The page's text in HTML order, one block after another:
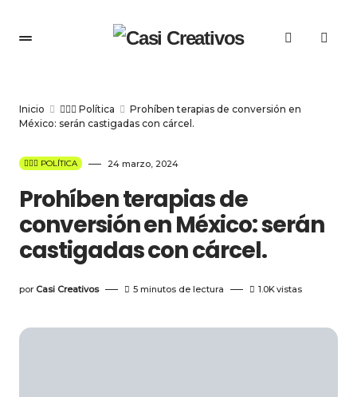
Inicio 👩🏻‍⚖️ Política
Prohíben terapias de conversión en
México: serán castigadas con cárcel.
👩🏻‍⚖️ POLÍTICA 24 marzo, 2024
Prohíben terapias de
conversión en México: serán
castigadas con cárcel.
por Casi Creativos 5 minutos de lectura 1.0Kvistas